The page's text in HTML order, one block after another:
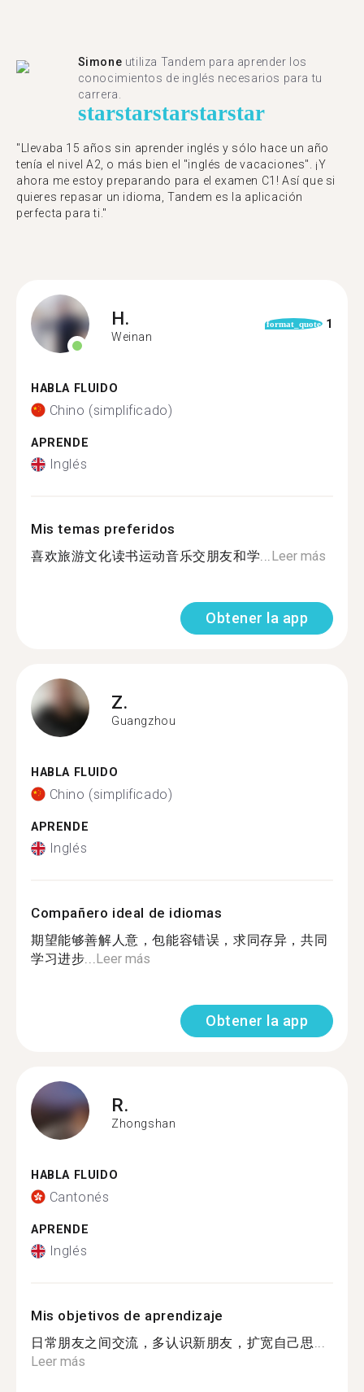
Simone utiliza Tandem para aprender los
conocimientos de inglés necesarios para tu
carrera.
starstarstarstarstar
"Llevaba 15 años sin aprender inglés y sólo hace un año
tenía el nivel A2, o más bien el "inglés de vacaciones". ¡Y
ahora me estoy preparando para el examen C1! Así que si
quieres repasar un idioma, Tandem es la aplicación
perfecta para ti."
H.
Weinan
format_quote 1
HABLA FLUIDO
Chino (simplificado)
APRENDE
Inglés
Mis temas preferidos
喜欢旅游文化读书运动音乐交朋友和学...Leer más
Obtener la app
Z.
Guangzhou
HABLA FLUIDO
Chino (simplificado)
APRENDE
Inglés
Compañero ideal de idiomas
期望能够善解人意，包能容错误，求同存异，共同
学习进步...Leer más
Obtener la app
R.
Zhongshan
HABLA FLUIDO
Cantonés
APRENDE
Inglés
Mis objetivos de aprendizaje
日常朋友之间交流，多认识新朋友，扩宽自己思...
Leer más